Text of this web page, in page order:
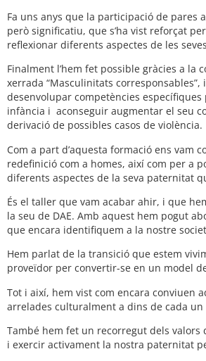
Fa uns anys que la participació de
però significatiu, que s’ha vist reforçat
reflexionar diferents aspectes de les
Finalment l’hem fet possible gràcies a la
xerrada “Masculinitats
desenvolupar competències
infància i aconseguir augmentar el seu
derivació de possibles casos de violència.
Com a part d’aquesta formació ens vam
redefinició com a homes, així com per a
diferents aspectes de la seva paternitat
És el taller que vam acabar ahir, i que
la seu de DAE. Amb aquest hem pogut
que encara identifiquem a la nostre
Hem parlat de la transició que estem
proveïdor per convertir-se en un model
Tot i així, hem vist com encara conviuen
arrelades culturalment a dins de cada
També hem fet un recorregut dels valors
i exercir activament la nostra paternitat